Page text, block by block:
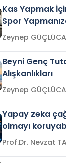
Kas Yapmak
Spor
Zeynep
Beyni Genç
Alışkanlıkları
Zeynep
Yapay zeka
olmayı